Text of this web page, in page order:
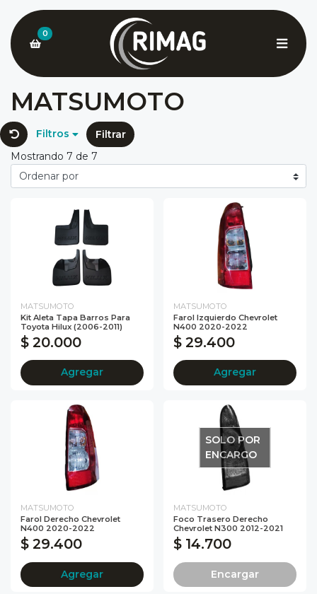
0
MATSUMOTO
Filtros
Filtrar
Mostrando 7 de 7
MATSUMOTO
Kit Aleta Tapa Barros Para
Toyota Hilux (2006-2011)
$ 20.000
Agregar
MATSUMOTO
Farol Izquierdo Chevrolet
N400 2020-2022
$ 29.400
Agregar
MATSUMOTO
Farol Derecho Chevrolet
N400 2020-2022
$ 29.400
Agregar
SOLO POR
ENCARGO
MATSUMOTO
Foco Trasero Derecho
Chevrolet N300 2012-2021
$ 14.700
Encargar